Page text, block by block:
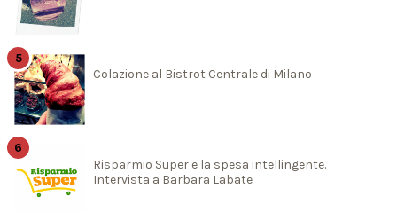
Colazione al Bistrot Centrale di Milano
Risparmio Super e la spesa intellingente.
Intervista a Barbara Labate